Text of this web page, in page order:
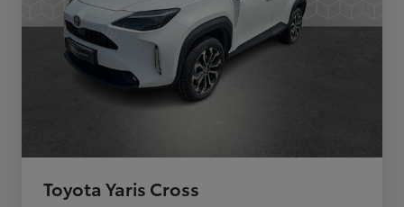
Toyota Yaris Cross